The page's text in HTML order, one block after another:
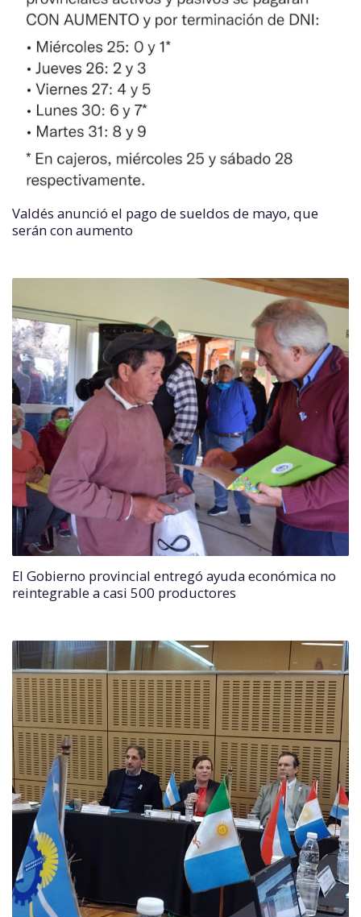
Valdés anunció el pago de sueldos de mayo, que
serán con aumento
El Gobierno provincial entregó ayuda económica no
reintegrable a casi 500 productores